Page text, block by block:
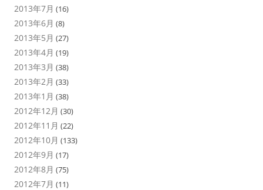
2013年7月 (16)
2013年6月 (8)
2013年5月 (27)
2013年4月 (19)
2013年3月 (38)
2013年2月 (33)
2013年1月 (38)
2012年12月 (30)
2012年11月 (22)
2012年10月 (133)
2012年9月 (17)
2012年8月 (75)
2012年7月 (11)